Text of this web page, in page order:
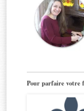
Pour parfaire votre